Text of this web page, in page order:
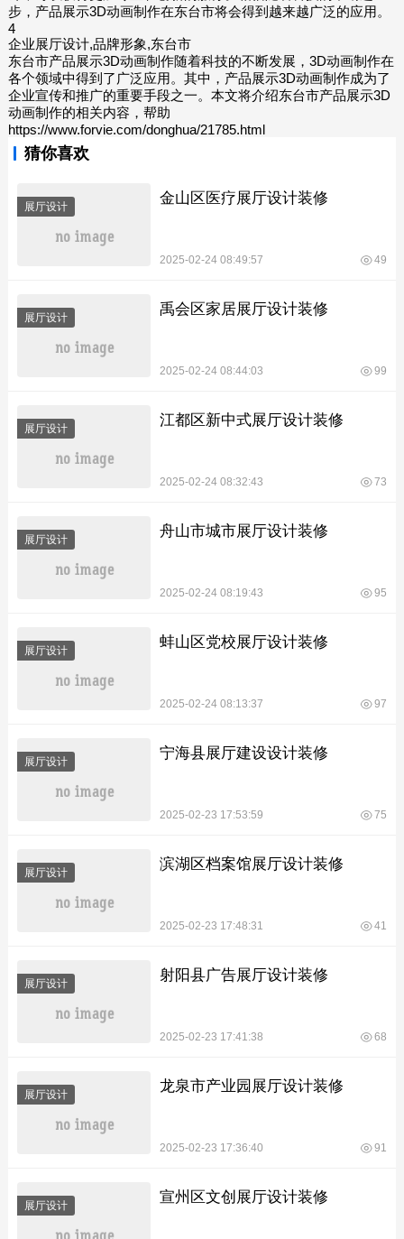
步，产品展示3D动画制作在东台市将会得到越来越广泛的应用。
4
企业展厅设计,品牌形象,东台市
东台市产品展示3D动画制作随着科技的不断发展，3D动画制作在
各个领域中得到了广泛应用。其中，产品展示3D动画制作成为了
企业宣传和推广的重要手段之一。本文将介绍东台市产品展示3D
动画制作的相关内容，帮助
https://www.forvie.com/donghua/21785.html
猜你喜欢
展厅设计 金山区医疗展厅设计装修
2025-02-24 08:49:57 49
展厅设计 禹会区家居展厅设计装修
2025-02-24 08:44:03 99
展厅设计 江都区新中式展厅设计装修
2025-02-24 08:32:43 73
展厅设计 舟山市城市展厅设计装修
2025-02-24 08:19:43 95
展厅设计 蚌山区党校展厅设计装修
2025-02-24 08:13:37 97
展厅设计 宁海县展厅建设设计装修
2025-02-23 17:53:59 75
展厅设计 滨湖区档案馆展厅设计装修
2025-02-23 17:48:31 41
展厅设计 射阳县广告展厅设计装修
2025-02-23 17:41:38 68
展厅设计 龙泉市产业园展厅设计装修
2025-02-23 17:36:40 91
展厅设计 宣州区文创展厅设计装修